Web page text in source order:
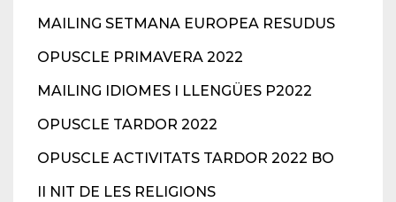
MAILING SETMANA EUROPEA RESUDUS
OPUSCLE PRIMAVERA 2022
MAILING IDIOMES I LLENGÜES P2022
OPUSCLE TARDOR 2022
OPUSCLE ACTIVITATS TARDOR 2022 BO
II NIT DE LES RELIGIONS